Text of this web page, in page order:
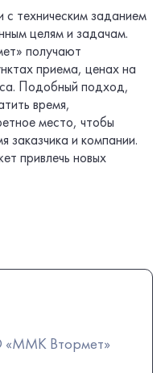
с техническим заданием
целям и задачам.
получают
приема, ценах на
Подобный подход,
время,
место, чтобы
заказчика и компании.
привлечь новых
Втормет»